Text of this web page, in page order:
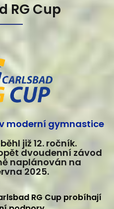
RG Cup
moderní gymnastice
již 12. ročník.
dvoudenní závod
naplánován na
2025.
RG Cup probíhají